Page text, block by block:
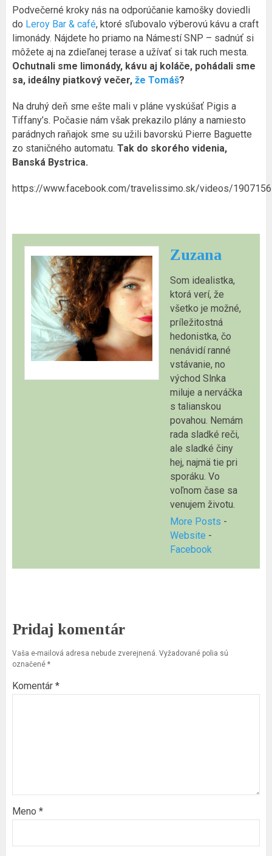
Podvečerné kroky nás na odporúčanie kamošky doviedli
do Leroy Bar & café, ktoré sľubovalo výberovú kávu a craft
limonády. Nájdete ho priamo na Námestí SNP – sadnúť si
môžete aj na zdieľanej terase a užívať si tak ruch mesta.
Ochutnali sme limonády, kávu aj koláče, pohádali sme
sa, ideálny piatkový večer, že Tomáš?
Na druhý deň sme ešte mali v pláne vyskúšať Pigis a
Tiffany’s. Počasie nám však prekazilo plány a namiesto
parádnych raňajok sme su užili bavorskú Pierre Baguette
zo staničného automatu. Tak do skorého videnia,
Banská Bystrica.
https://www.facebook.com/travelissimo.sk/videos/
Zuzana
Som idealistka,
ktorá verí, že
všetko je možné,
príležitostná
hedonistka, čo
nenávidí ranné
vstávanie, no
východ Slnka
miluje a nerváčka
s talianskou
povahou. Nemám
rada sladké reči,
ale sladké činy
hej, najmä tie pri
sporáku. Vo
voľnom čase sa
venujem životu.
More Posts -
Website -
Facebook
Pridaj komentár
Vaša e-mailová adresa nebude zverejnená. Vyžadované polia sú
označené *
Komentár *
Meno *